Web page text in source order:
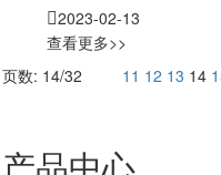
2023-02-13
查看更多>>
页数: 14/32
11 12 13 14